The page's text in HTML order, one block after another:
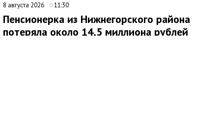
8 августа 2026 11:30
Пенсионерка из Нижнегорского района
потеряла около 14,5 миллиона рублей